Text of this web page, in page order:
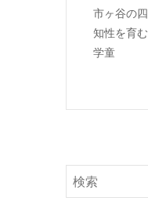
市ヶ谷の
知性を育
学童